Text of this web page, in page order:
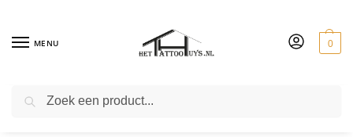
MENU 0